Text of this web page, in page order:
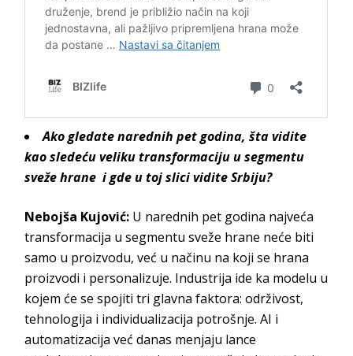
Ako gledate narednih pet godina, šta vidite
kao sledeću veliku transformaciju u segmentu
sveže hrane i gde u toj slici vidite Srbiju?
Nebojša Kujović: U narednih pet godina najveća
transformacija u segmentu sveže hrane neće biti
samo u proizvodu, već u načinu na koji se hrana
proizvodi i personalizuje. Industrija ide ka modelu u
kojem će se spojiti tri glavna faktora: održivost,
tehnologija i individualizacija potrošnje. AI i
automatizacija već danas menjaju lance